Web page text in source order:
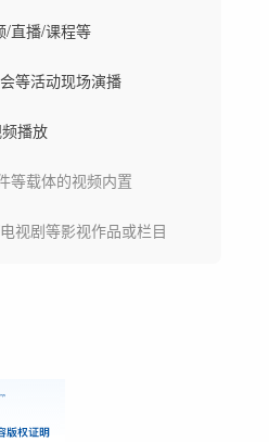
/直播/课程等
等活动现场演播
播放
等载体的视频内置
视剧等影视作品或栏目